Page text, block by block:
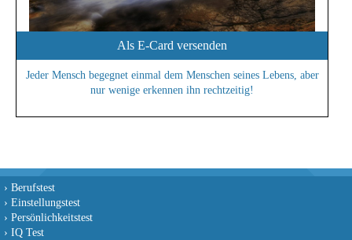
Als E-Card versenden
Jeder Mensch begegnet einmal dem Menschen seines Lebens, aber
nur wenige erkennen ihn rechtzeitig!
› Berufstest
› Einstellungstest
› Persönlichkeitstest
› IQ Test